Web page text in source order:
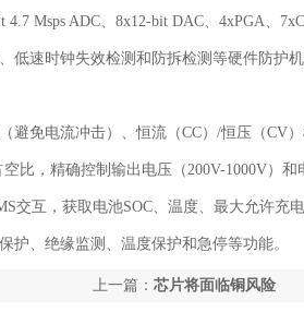
Msps ADC、8x12-bit DAC、4xPGA、
时钟失效检测和防拆检测等硬件防护机
电流冲击）、恒流（CC）/恒压（CV）
，精确控制输出电压（200V-1000V）和
互，获取电池SOC、温度、最大允许充电
、绝缘监测、温度保护和急停等功能。
上一篇： 芯片将面临铜风险